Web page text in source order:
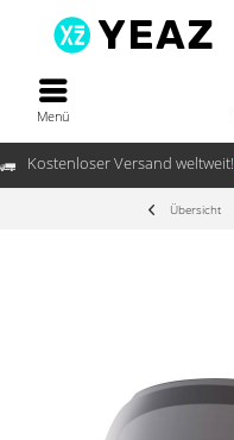
Kostenloser Versand weltweit!
Menü
Übersicht